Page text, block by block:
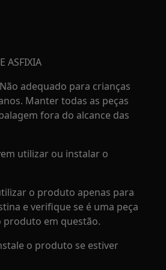
ASFIXIA
adequado para crianças
Manter todas as peças
fora do alcance das
utilizar ou instalar o
o produto apenas para
e verifique se é uma peça
produto em questão.
o produto se estiver